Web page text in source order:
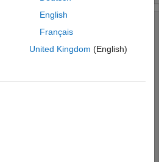
English
Français
United Kingdom (English)